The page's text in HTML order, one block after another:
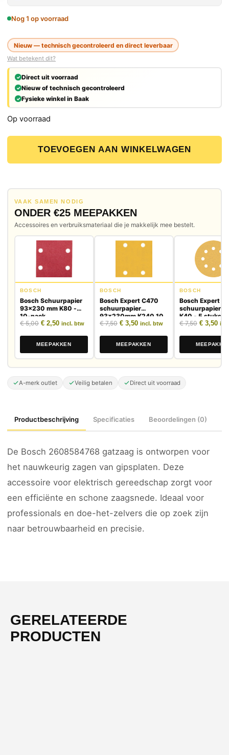
Nog 1 op voorraad
Nieuw — technisch gecontroleerd en direct leverbaar
Wat betekent dit?
Direct uit voorraad
Nieuw of technisch gecontroleerd
Fysieke winkel in Baak
Op voorraad
Bosch 2608584768 Gatzaag aantal
TOEVOEGEN AAN WINKELWAGEN
VAAK SAMEN NODIG
ONDER €25 MEEPAKKEN
Accessoires en verbruiksmateriaal die je makkelijk mee bestelt.
BOSCH
Bosch Schuurpapier
93x230 mm K80 -
10-pack
€5,00 Oorspronkelijke prijs was: € 5,00.
€ 2,50Huidige prijs is: € 2,50.
incl. btw
MEEPAKKEN
BOSCH
Bosch Expert C470
schuurpapier
93x230mm K240 10
stuks
€7,50 Oorspronkelijke prijs was: € 7,50.
€ 3,50Huidige prijs is: € 3,50.
incl. btw
MEEPAKKEN
BOSCH
Bosch Expert
schuurpapier
K40 - 5 stuks
€7,50 € 3,50
A-merk outlet Veilig betalen Direct uit voorraad
Productbeschrijving Specificaties Beoordelingen (0)
De Bosch 2608584768 gatzaag is ontworpen voor
het nauwkeurig zagen van gipsplaten. Deze
accessoire voor elektrisch gereedschap zorgt voor
een efficiënte en schone zaagsnede. Ideaal voor
professionals en doe-het-zelvers die op zoek zijn
naar betrouwbaarheid en precisie.
GERELATEERDE
PRODUCTEN